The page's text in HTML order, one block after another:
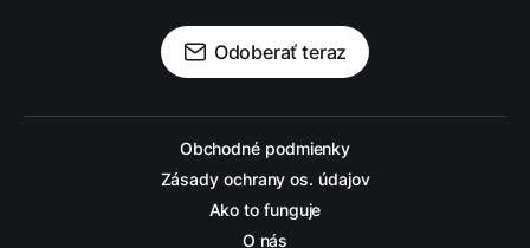
Odoberať teraz
Obchodné podmienky
Zásady ochrany os. údajov
Ako to funguje
O nás